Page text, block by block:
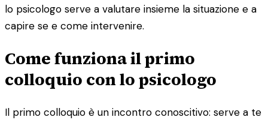
lo psicologo serve a valutare insieme la situazione e a
capire se e come intervenire.
Come funziona il primo
colloquio con lo psicologo
Il primo colloquio è un incontro conoscitivo: serve a te